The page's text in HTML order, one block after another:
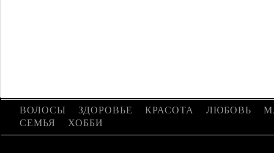
ВОЛОСЫ ЗДОРОВЬЕ КРАСОТА ЛЮБОВЬ
СЕМЬЯ
ХОББИ